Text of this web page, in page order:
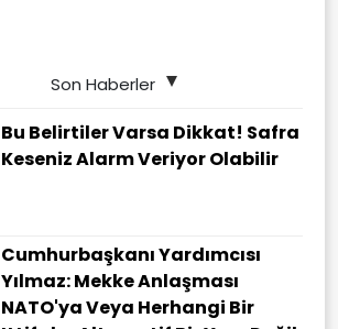
Son Haberler
Bu Belirtiler Varsa Dikkat! Safra
Keseniz Alarm Veriyor Olabilir
Cumhurbaşkanı Yardımcısı
Yılmaz: Mekke Anlaşması
NATO'ya Veya Herhangi Bir